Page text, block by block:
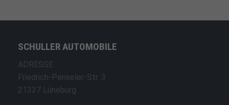
SCHULLER AUTOMOBILE
ADRESSE
Friedrich-Penseler-Str. 3
21337 Lüneburg